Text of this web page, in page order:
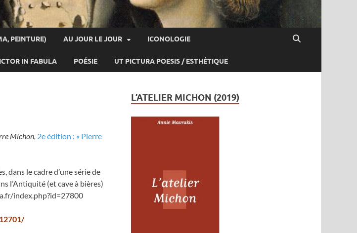
PEINTURE) AU JOUR LE JOUR ICONOLOGIE
IN FABULA POÉSIE UT PICTURA POESIS / ESTHÉTIQUE
Michon, 2e édition : « Pierre
dans le cadre d’une série de
l’Antiquité (et cave à bières)
index.php?id=27800
L’ATELIER MICHON (2019)